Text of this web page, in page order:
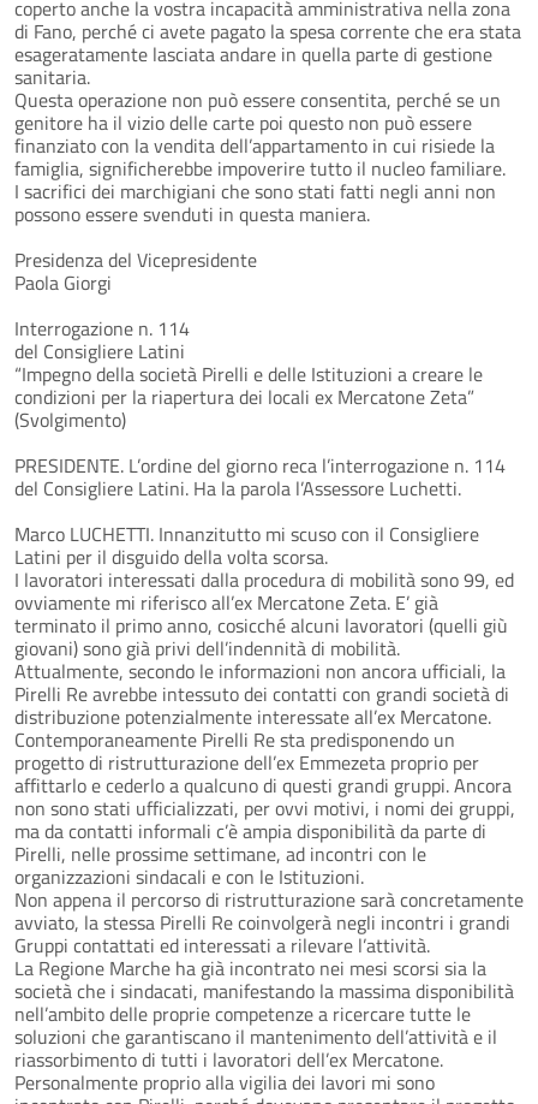
coperto anche la vostra incapacità amministrativa nella zona
di Fano, perché ci avete pagato la spesa corrente che era stata
esageratamente lasciata andare in quella parte di gestione
sanitaria.
Questa operazione non può essere consentita, perché se un
genitore ha il vizio delle carte poi questo non può essere
finanziato con la vendita dell’appartamento in cui risiede la
famiglia, significherebbe impoverire tutto il nucleo familiare.
I sacrifici dei marchigiani che sono stati fatti negli anni non
possono essere svenduti in questa maniera.
Presidenza del Vicepresidente
Paola Giorgi
Interrogazione n. 114
del Consigliere Latini
“Impegno della società Pirelli e delle Istituzioni a creare le
condizioni per la riapertura dei locali ex Mercatone Zeta”
(Svolgimento)
PRESIDENTE. L’ordine del giorno reca l’interrogazione n. 114
del Consigliere Latini. Ha la parola l’Assessore Luchetti.
Marco LUCHETTI. Innanzitutto mi scuso con il Consigliere
Latini per il disguido della volta scorsa.
I lavoratori interessati dalla procedura di mobilità sono 99, ed
ovviamente mi riferisco all’ex Mercatone Zeta. E’ già
terminato il primo anno, cosicché alcuni lavoratori (quelli giù
giovani) sono già privi dell’indennità di mobilità.
Attualmente, secondo le informazioni non ancora ufficiali, la
Pirelli Re avrebbe intessuto dei contatti con grandi società di
distribuzione potenzialmente interessate all’ex Mercatone.
Contemporaneamente Pirelli Re sta predisponendo un
progetto di ristrutturazione dell’ex Emmezeta proprio per
affittarlo e cederlo a qualcuno di questi grandi gruppi. Ancora
non sono stati ufficializzati, per ovvi motivi, i nomi dei gruppi,
ma da contatti informali c’è ampia disponibilità da parte di
Pirelli, nelle prossime settimane, ad incontri con le
organizzazioni sindacali e con le Istituzioni.
Non appena il percorso di ristrutturazione sarà concretamente
avviato, la stessa Pirelli Re coinvolgerà negli incontri i grandi
Gruppi contattati ed interessati a rilevare l’attività.
La Regione Marche ha già incontrato nei mesi scorsi sia la
società che i sindacati, manifestando la massima disponibilità
nell’ambito delle proprie competenze a ricercare tutte le
soluzioni che garantiscano il mantenimento dell’attività e il
riassorbimento di tutti i lavoratori dell’ex Mercatone.
Personalmente proprio alla vigilia dei lavori mi sono